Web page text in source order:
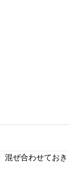
混ぜ合わせておき